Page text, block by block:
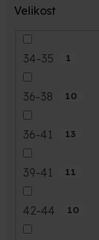
Velikost
34-35 1
36-38 10
36-41 13
39-41 11
42-44 10